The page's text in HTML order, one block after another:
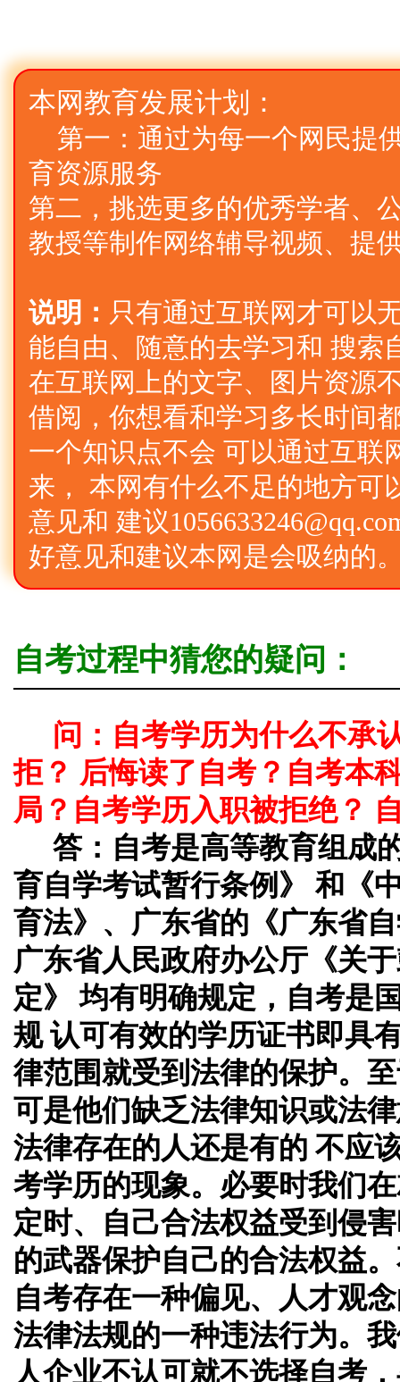
本网教育发展计划：
第一：通过为每一个网民提
育资源服务
第二，挑选更多的优秀学者、
教授等制作网络辅导视频、提
说明： 只有通过互联网才可以
能自由、随意的去学习和 搜索
在互联网上的文字、图片资源
借阅，你想看和学习多长时间
一个知识点不会 可以通过互联
来， 本网有什么不足的地方可
意见和 建议
好意见和建议本网是会吸纳的
自考过程中猜您的疑问：
问：自考学历为什么不承
拒？ 后悔读了自考？自考本
局？自考学历入职被拒绝？
答： 自考是高等教育组成
育自学考试暂行条例》 和《
育法》、广东省的《广东省
广东省人民政府办公厅《关
定》 均有明确规定，自考是
规 认可有效的学历证书即具
律范围就受到法律的保护。
可是他们缺乏法律知识或法
法律存在的人还是有的 不应
考学历的现象。必要时我们
定时、自己合法权益受到侵
的武器保护自己的合法权益
自考存在一种偏见、人才观
法律法规的一种违法行为。
人企业不认可就不选择自考